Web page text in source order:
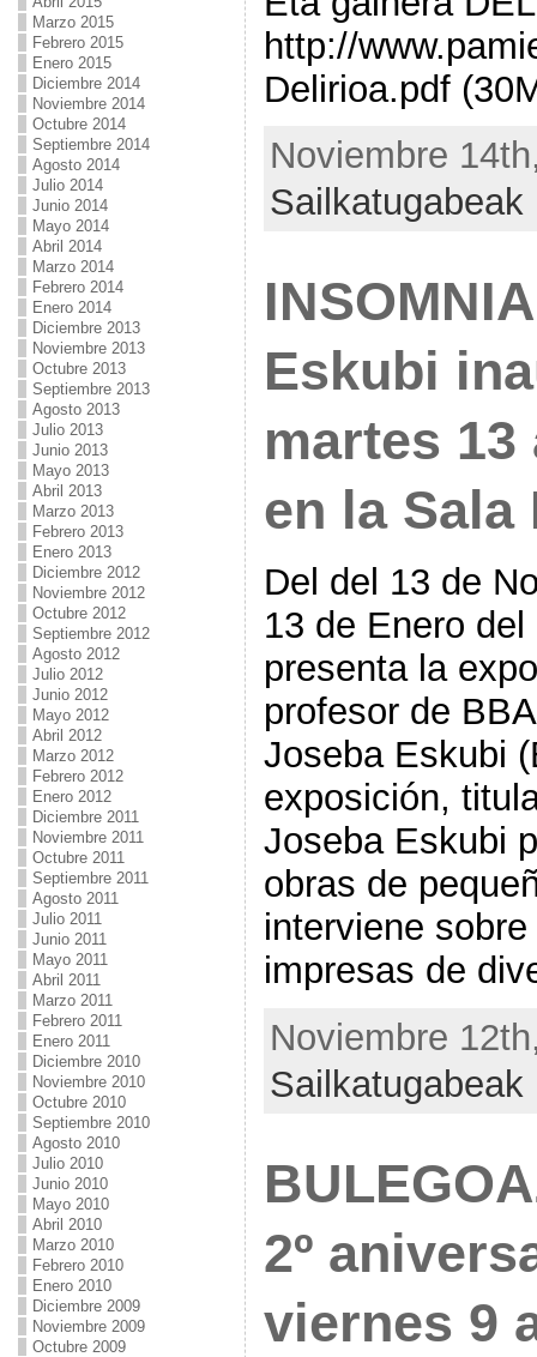
Marzo 2015
Febrero 2015
Enero 2015
Diciembre 2014
Noviembre 2014
Octubre 2014
Septiembre 2014
Agosto 2014
Julio 2014
Junio 2014
Mayo 2014
Abril 2014
Marzo 2014
Febrero 2014
Enero 2014
Diciembre 2013
Noviembre 2013
Octubre 2013
Septiembre 2013
Agosto 2013
Julio 2013
Junio 2013
Mayo 2013
Abril 2013
Marzo 2013
Febrero 2013
Enero 2013
Diciembre 2012
Noviembre 2012
Octubre 2012
Septiembre 2012
Agosto 2012
Julio 2012
Junio 2012
Mayo 2012
Abril 2012
Marzo 2012
Febrero 2012
Enero 2012
Diciembre 2011
Noviembre 2011
Octubre 2011
Septiembre 2011
Agosto 2011
Julio 2011
Junio 2011
Mayo 2011
Abril 2011
Marzo 2011
Febrero 2011
Enero 2011
Diciembre 2010
Noviembre 2010
Octubre 2010
Septiembre 2010
Agosto 2010
Julio 2010
Junio 2010
Mayo 2010
Abril 2010
Marzo 2010
Febrero 2010
Enero 2010
Diciembre 2009
Noviembre 2009
Octubre 2009
http://
Delirioa.pdf
Noviembre
Sailkatugabeak
Eskubi
martes 13
en la Sala
Del del 13 de
13 de Enero
presenta la
profesor de
Joseba Eskubi
exposición,
Joseba Eskubi
obras de
interviene
impresas de
Noviembre
Sailkatugabeak
2º
viernes 9